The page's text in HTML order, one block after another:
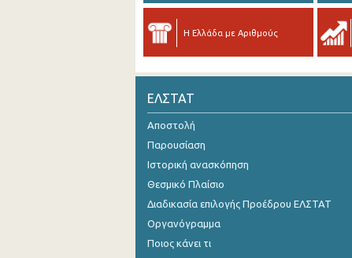
Η Ελλάδα με Αριθμούς
ΕΛΣΤΑΤ
Αποστολή
Παρουσίαση
Ιστορική ανασκόπηση
Θεσμικό Πλαίσιο
Διαδικασία επιλογής Προέδρου ΕΛΣΤΑΤ
Οργανόγραμμα
Ποιος κάνει τι